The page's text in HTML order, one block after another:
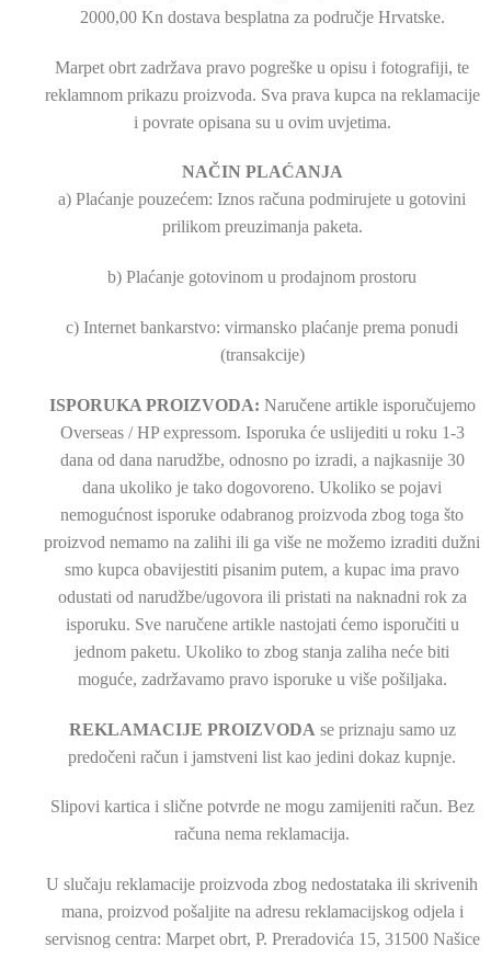
2000,00 Kn dostava besplatna za područje Hrvatske.
Marpet obrt zadržava pravo pogreške u opisu i fotografiji, te
reklamnom prikazu proizvoda. Sva prava kupca na reklamacije
i povrate opisana su u ovim uvjetima.
NAČIN PLAĆANJA
a) Plaćanje pouzećem: Iznos računa podmirujete u gotovini
prilikom preuzimanja paketa.
b) Plaćanje gotovinom u prodajnom prostoru
c) Internet bankarstvo: virmansko plaćanje prema ponudi
(transakcije)
ISPORUKA PROIZVODA: Naručene artikle isporučujemo
Overseas / HP expressom. Isporuka će uslijediti u roku 1-3
dana od dana narudžbe, odnosno po izradi, a najkasnije 30
dana ukoliko je tako dogovoreno. Ukoliko se pojavi
nemogućnost isporuke odabranog proizvoda zbog toga što
proizvod nemamo na zalihi ili ga više ne možemo izraditi dužni
smo kupca obavijestiti pisanim putem, a kupac ima pravo
odustati od narudžbe/ugovora ili pristati na naknadni rok za
isporuku. Sve naručene artikle nastojati ćemo isporučiti u
jednom paketu. Ukoliko to zbog stanja zaliha neće biti
moguće, zadržavamo pravo isporuke u više pošiljaka.
REKLAMACIJE PROIZVODA se priznaju samo uz
predočeni račun i jamstveni list kao jedini dokaz kupnje.
Slipovi kartica i slične potvrde ne mogu zamijeniti račun. Bez
računa nema reklamacija.
U slučaju reklamacije proizvoda zbog nedostataka ili skrivenih
mana, proizvod pošaljite na adresu reklamacijskog odjela i
servisnog centra: Marpet obrt, P. Preradovića 15, 31500 Našice